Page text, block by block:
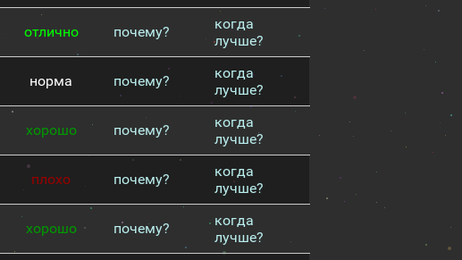
отлично почему?
когда
лучше?
норма почему?
когда
лучше?
хорошо почему?
когда
лучше?
плохо почему?
когда
лучше?
хорошо почему?
когда
лучше?